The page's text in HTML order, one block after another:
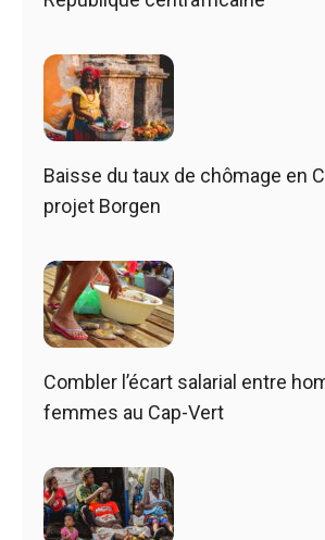
Baisse du taux de chômage en
projet Borgen
Combler l’écart salarial entre
femmes au Cap-Vert